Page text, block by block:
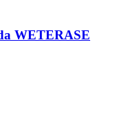
WETERASE